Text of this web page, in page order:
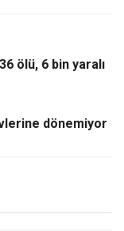
ölü, 6 bin yaralı
dönemiyor